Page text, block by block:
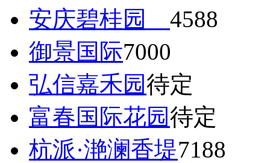
安庆碧桂园 4588
御景国际7000
弘信嘉禾园待定
富春国际花园待定
杭派·滟澜香堤7188